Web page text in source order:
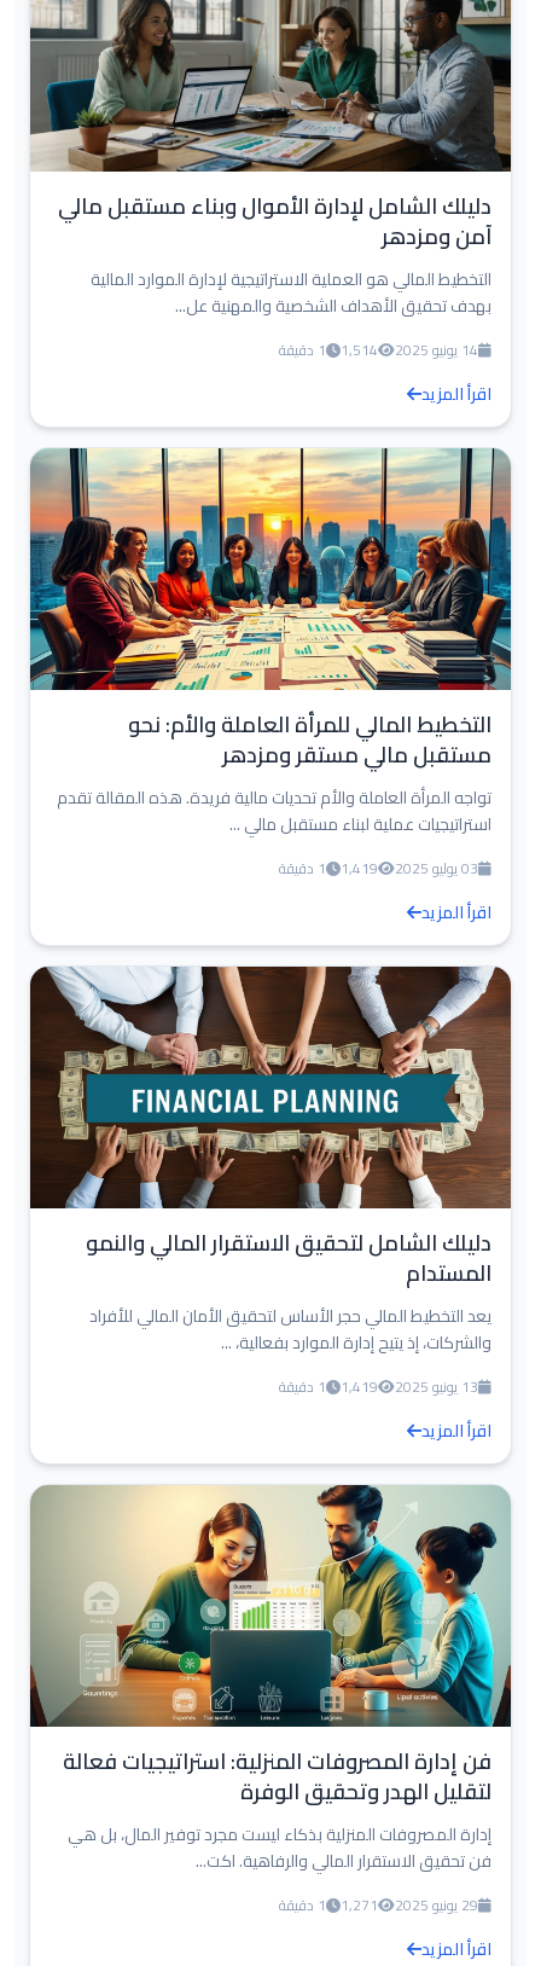
دليلك الشامل لإدارة الأموال وبناء مستقبل مالي
آمن ومزدهر
التخطيط المالي هو العملية الاستراتيجية لإدارة الموارد المالية
بهدف تحقيق الأهداف الشخصية والمهنية عل...
14 يونيو 2025 1,514 1 دقيقة
اقرأ المزيد
التخطيط المالي للمرأة العاملة والأم: نحو
مستقبل مالي مستقر ومزدهر
تواجه المرأة العاملة والأم تحديات مالية فريدة. هذه المقالة تقدم
استراتيجيات عملية لبناء مستقبل مالي ...
03 يوليو 2025 1,419 1 دقيقة
اقرأ المزيد
دليلك الشامل لتحقيق الاستقرار المالي والنمو
المستدام
يعد التخطيط المالي حجر الأساس لتحقيق الأمان المالي للأفراد
والشركات، إذ يتيح إدارة الموارد بفعالية، ...
13 يونيو 2025 1,419 1 دقيقة
اقرأ المزيد
فن إدارة المصروفات المنزلية: استراتيجيات فعالة
لتقليل الهدر وتحقيق الوفرة
إدارة المصروفات المنزلية بذكاء ليست مجرد توفير المال، بل هي
فن تحقيق الاستقرار المالي والرفاهية. اكت...
29 يونيو 2025 1,271 1 دقيقة
اقرأ المزيد